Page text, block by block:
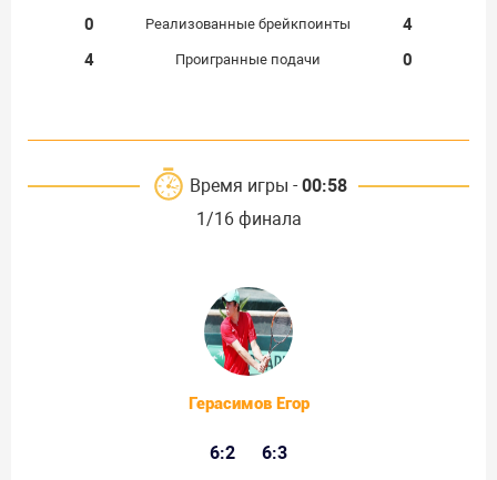
0
Реализованные брейкпоинты
4
4
Проигранные подачи 0
Время игры - 00:58
1/16 финала
Герасимов Егор
6:2 6:3